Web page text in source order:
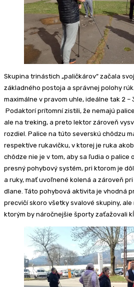
Skupina trinástich „paličkárov“ začala
základného postoja a správnej polohy
maximálne v pravom uhle, ideálne tak 2 –
Podaktorí prítomní zistili, že nemajú
ale na treking, a preto lektor zároveň
rozdiel. Palice na túto severskú chôdzu
respektíve rukavičku, v ktorej je ruka
chôdze nie je v tom, aby sa ľudia o palice
presný pohybový systém, pri ktorom je
a ruky, mať uvoľnené kolená a zároveň
dlane. Táto pohybová aktivita je vhodná
precvičí skoro všetky svalové skupiny,
ktorým by náročnejšie športy zaťažovali